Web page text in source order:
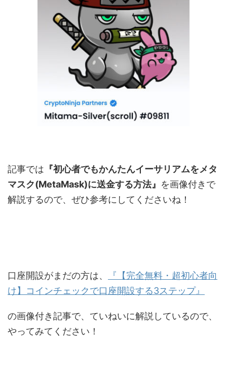
記事では 『初心者でもかんたんイーサリアムをメタ
マスク(MetaMask)に送金する方法』 を画像付きで
解説するので、ぜひ参考にしてくださいね！
口座開設がまだの方は、
『【完全無料・超初心者向
け】コインチェックで口座開設する3ステップ』
の画像付き記事で、ていねいに解説しているので、
やってみてください！